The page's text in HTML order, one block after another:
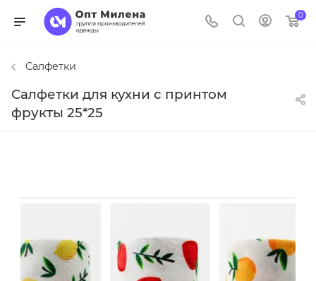
0
Салфетки
Салфетки для кухни с принтом
фрукты 25*25